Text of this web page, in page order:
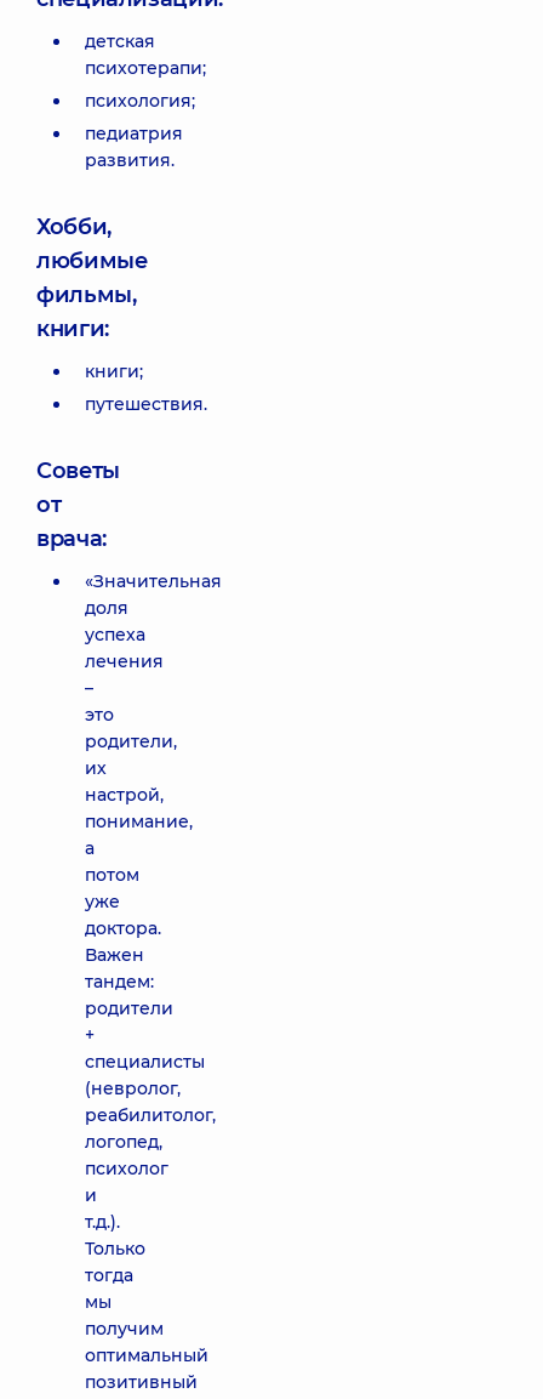
детская
психотерапи;
психология;
педиатрия
развития.
Хобби,
любимые
фильмы,
книги:
книги;
путешествия.
Советы
от
врача:
«Значительная
доля
успеха
лечения
–
это
родители,
их
настрой,
понимание,
а
потом
уже
доктора.
Важен
тандем:
родители
+
специалисты
(невролог,
реабилитолог,
логопед,
психолог
и
т.д.).
Только
тогда
мы
получим
оптимальный
позитивный